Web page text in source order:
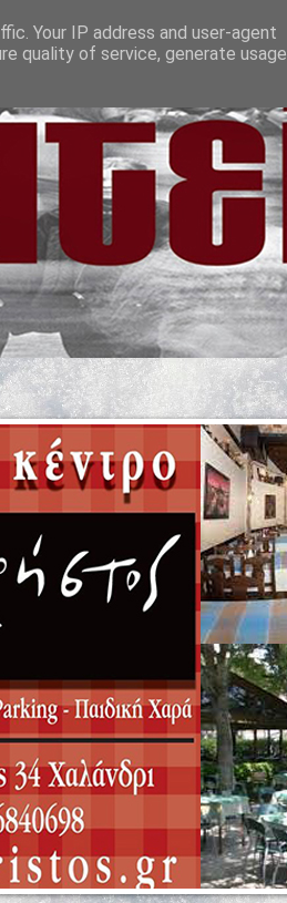
Your IP address and user-agent
quality of service, generate usage